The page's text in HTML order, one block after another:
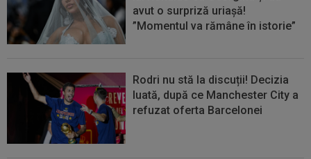
avut o surpriză uriașă!
”Momentul va rămâne în istorie”
Rodri nu stă la discuții! Decizia
luată, după ce Manchester City a
refuzat oferta Barcelonei